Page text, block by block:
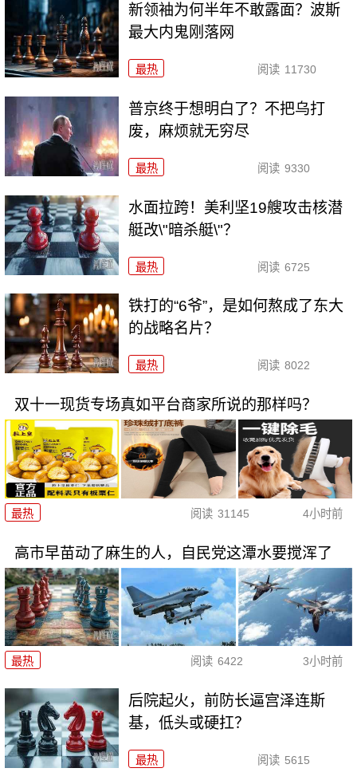
新领袖为何半年不敢露面？波斯
最大内鬼刚落网
最热 阅读 11730
普京终于想明白了？不把乌打
废，麻烦就无穷尽
最热 阅读 9330
水面拉跨！美利坚19艘攻击核潜
艇改\"暗杀艇\"？
最热 阅读 6725
铁打的“6爷”，是如何熬成了东大
的战略名片？
最热 阅读 8022
双十一现货专场真如平台商家所说的那样吗？
最热 阅读 31145 4小时前
高市早苗动了麻生的人，自民党这潭水要搅浑了
最热 阅读 6422 3小时前
后院起火，前防长逼宫泽连斯
基，低头或硬扛？
最热 阅读 5615